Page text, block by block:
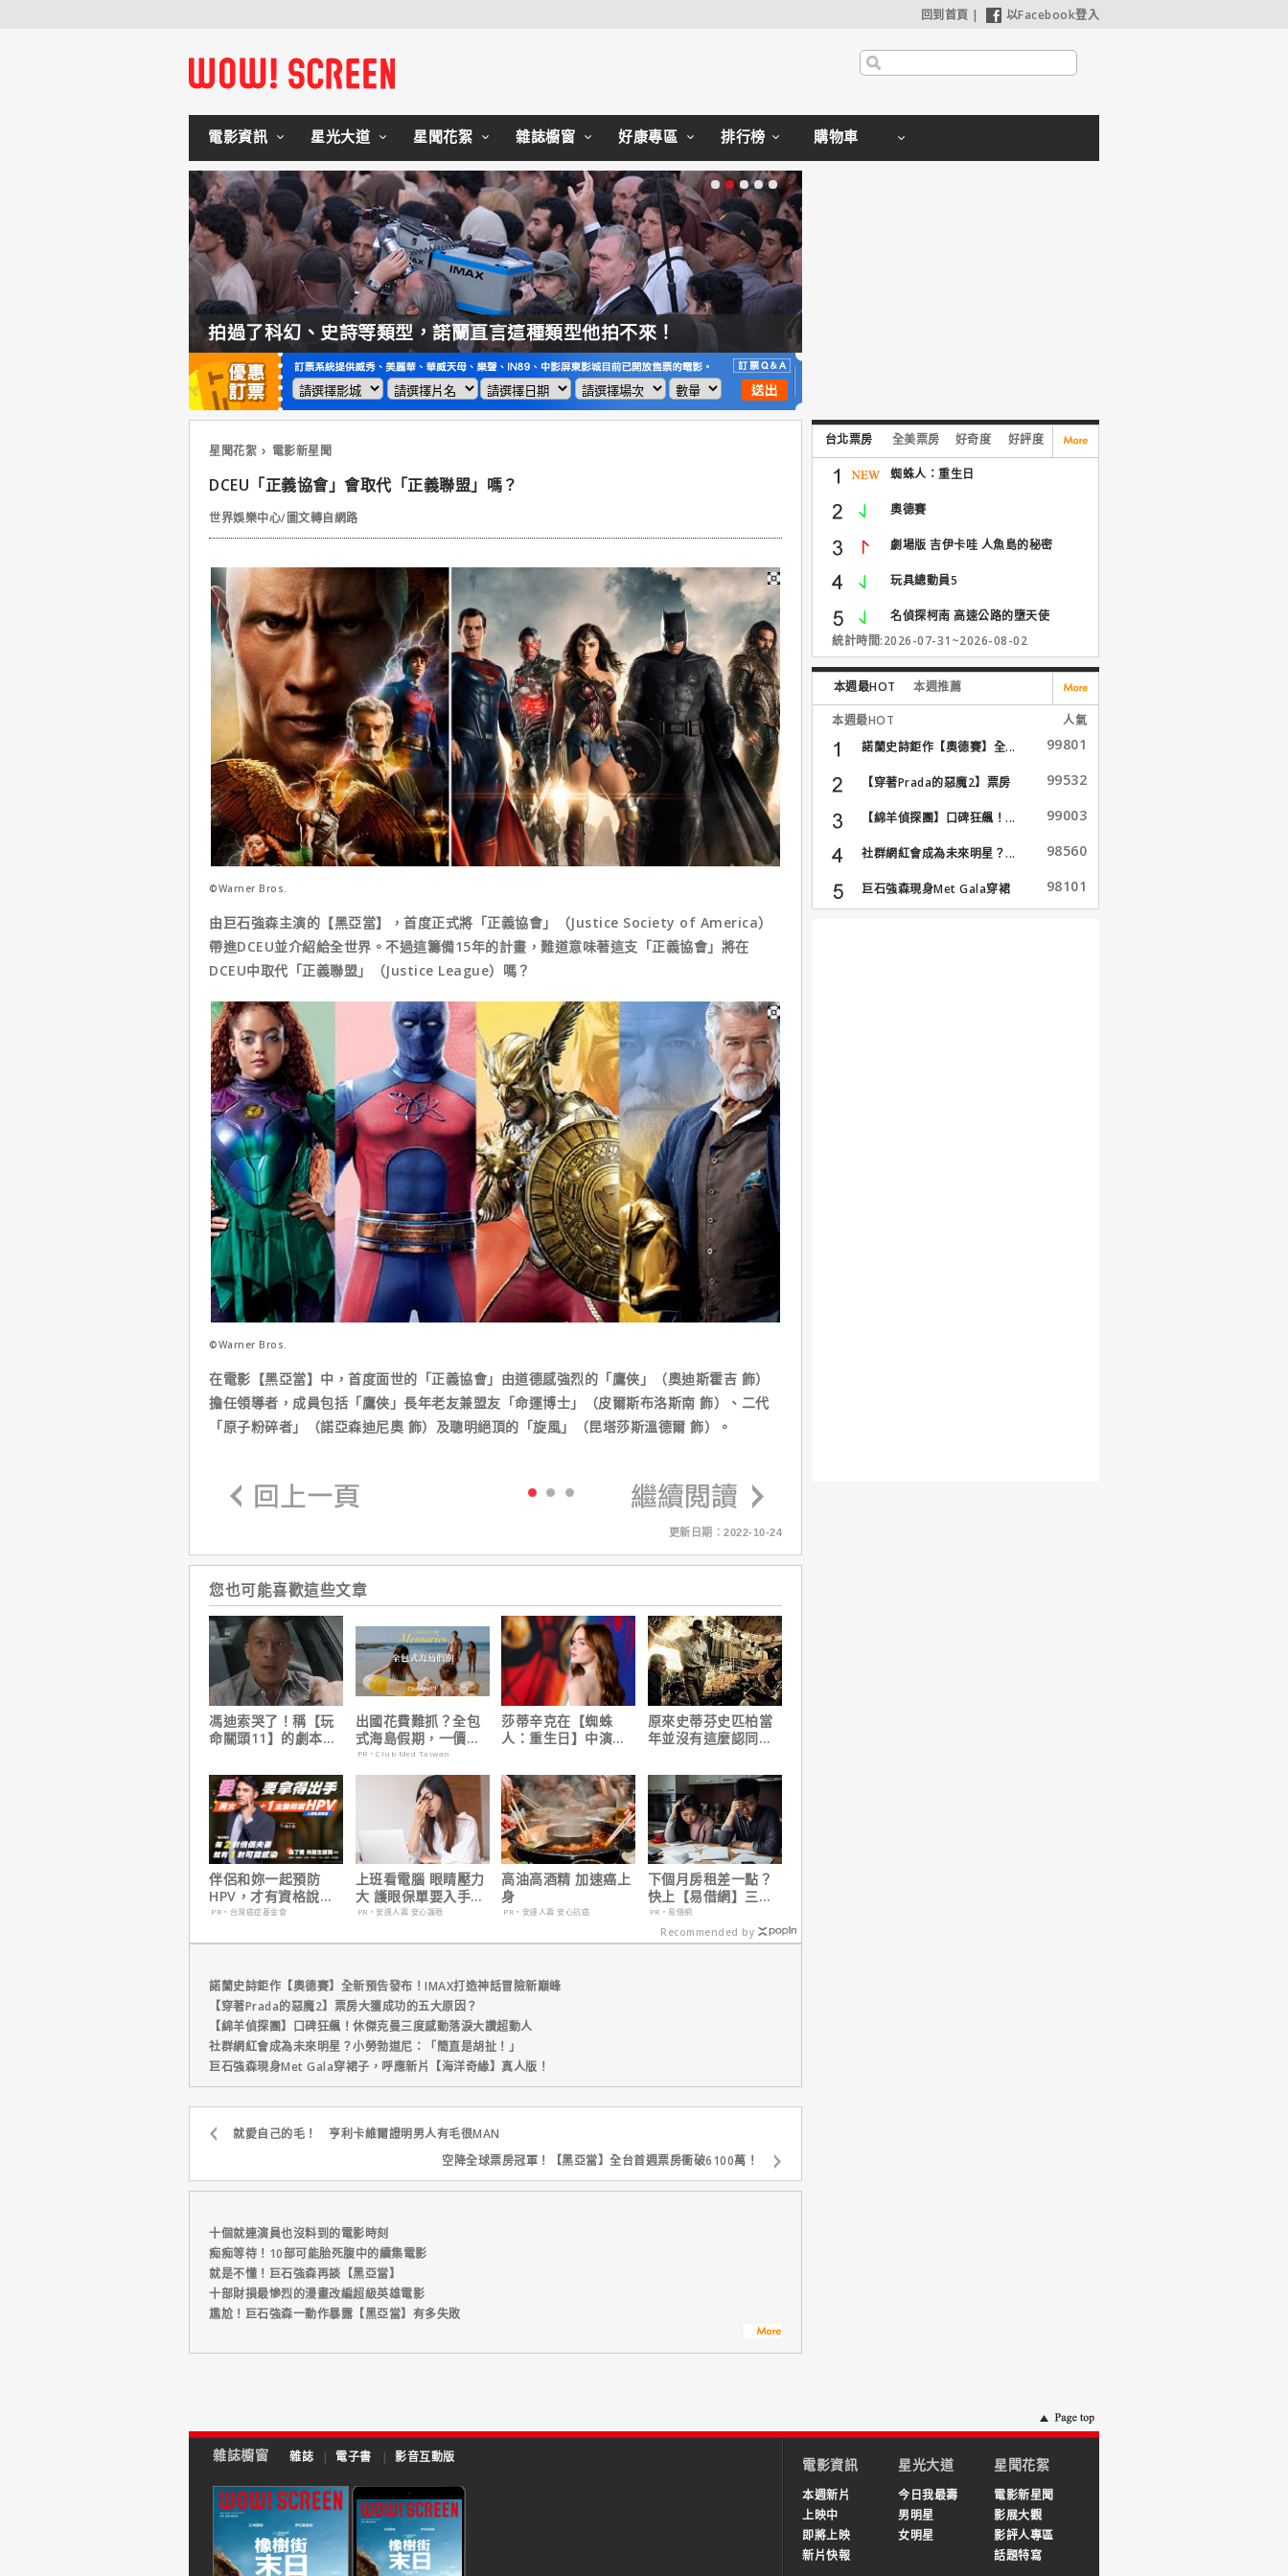
回到首頁 | 以Facebook登入
電影資訊 星光大道 星聞花絮 雜誌櫥窗 好康專區 排行榜 購物車
拍過了科幻、史詩等類型，諾蘭直言這種類型他拍不來！
星聞花絮 電影新星聞
DCEU「正義協會」會取代「正義聯盟」嗎？
世界娛樂中心/圖文轉自網路
©Warner Bros.
由巨石強森主演的【黑亞當】，首度正式將「正義協會」（Justice Society of America）
帶進DCEU並介紹給全世界。不過這籌備15年的計畫，難道意味著這支「正義協會」將在
DCEU中取代「正義聯盟」（Justice League）嗎？
©Warner Bros.
在電影【黑亞當】中，首度面世的「正義協會」由道德感強烈的「鷹俠」（奧迪斯霍吉 飾）
擔任領導者，成員包括「鷹俠」長年老友兼盟友「命運博士」（皮爾斯布洛斯南 飾）、二代
「原子粉碎者」（諾亞森迪尼奧 飾）及聰明絕頂的「旋風」（昆塔莎斯溫德爾 飾）。
更新日期：2022-10-24
您也可能喜歡這些文章
馮迪索哭了！稱【玩
命關頭11】的劇本是
出國花費難抓？全包
式海島假期，一價搞
定食宿玩樂，省錢更
省心！
PR・Club Med Taiwan
莎蒂辛克在【蜘蛛
人：重生日】中演的
下伏筆？
原來史蒂芬史匹柏當
年並沒有這麼認同
晶骷髏王國】？
伴侶和妳一起預防
HPV，才有資格說愛
妳！
PR・台灣癌症基金會
上班看電腦 眼睛壓力
大 護眼保單要入手
【安心護眼定期眼睛
PR・安達人壽 安心護眼
高油高酒精 加速癌上
身
PR・安達人壽 安心抗癌
下個月房租差一點？
快上【易借網】三分
鐘解決燃眉之急
PR・易借網
Recommended by
諾蘭史詩鉅作【奧德賽】全新預告發布！IMAX打造神話冒險新巔峰
【穿著Prada的惡魔2】票房大獲成功的五大原因？
【綿羊偵探團】口碑狂飆！休傑克曼三度感動落淚大讚超動人
社群網紅會成為未來明星？小勞勃道尼：「簡直是胡扯！」
巨石強森現身Met Gala穿裙子，呼應新片【海洋奇緣】真人版！
就愛自己的毛！ 亨利卡維爾證明男人有毛很MAN
空降全球票房冠軍！【黑亞當】全台首週票房衝破6100萬！
十個就連演員也沒料到的電影時刻
痴痴等待！10部可能胎死腹中的續集電影
就是不懂！巨石強森再談【黑亞當】
十部財損最慘烈的漫畫改編超級英雄電影
尷尬！巨石強森一動作暴露【黑亞當】有多失敗
台北票房 全美票房 好奇度 好評度
蜘蛛人：重生日
奧德賽
劇場版 吉伊卡哇 人魚島的秘密
玩具總動員5
名偵探柯南 高速公路的墮天使
統計時間:2026-07-31~2026-08-02
本週最HOT 本週推薦
本週最HOT
人氣
諾蘭史詩鉅作【奧德賽】全...
99801
【穿著Prada的惡魔2】票房
99532
【綿羊偵探團】口碑狂飆！... 99003
社群網紅會成為未來明星？... 98560
巨石強森現身Met Gala穿裙
子...
98101
雜誌櫥窗 雜誌 | 電子書 | 影音互動版 電影資訊
本週新片
上映中
即將上映
新片快報
星光大道
今日我最壽
男明星
女明星
星聞花絮
電影新星聞
影展大觀
影評人專區
話題特寫